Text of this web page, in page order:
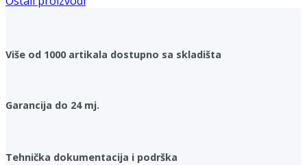
Više od 1000 artikala dostupno sa skladišta
Garancija do 24 mj.
Tehnička dokumentacija i podrška